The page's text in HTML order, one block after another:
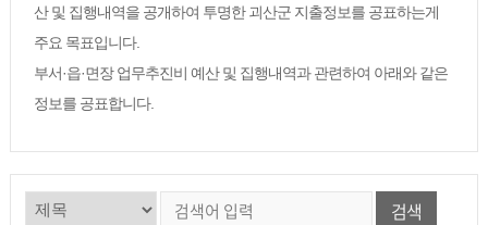
산 및 집행내역을 공개하여 투명한 괴산군 지출정보를 공표하는게
주요 목표입니다.
부서·읍·면장 업무추진비 예산 및 집행내역과 관련하여 아래와 같은
정보를 공표합니다.
검색